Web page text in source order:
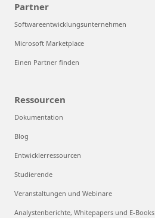
Partner
Softwareentwicklungsunternehmen
Microsoft Marketplace
Einen Partner finden
Ressourcen
Dokumentation
Blog
Entwicklerressourcen
Studierende
Veranstaltungen und Webinare
Analystenberichte, Whitepapers und E-Books